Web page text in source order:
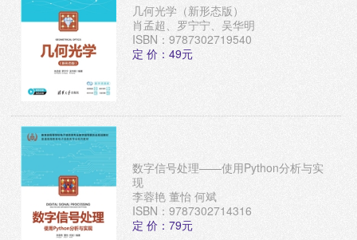
几何光学（新形态版）
肖孟超、罗宁宁、吴华明
ISBN：9787302719540
定 价：49元
数字信号处理——使用Python分析与实
现
李蓉艳 董怡 何斌
ISBN：9787302714316
定 价：79元